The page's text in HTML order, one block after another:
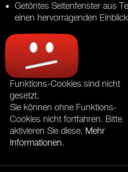
Getöntes Seitenfenster aus
einen hervorragenden Einblick
Funktions-Cookies sind nicht
gesetzt.
Sie können ohne Funktions-
Cookies nicht fortfahren. Bitte
aktivieren Sie diese. Mehr
Informationen.